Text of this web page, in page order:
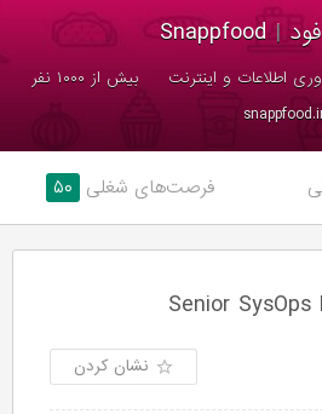
|
Snappfood
اطلاعات و اینترنت
بیش از ۱۰۰۰ نفر
فرصت‌های شغلی ۵۰
نشان کردن